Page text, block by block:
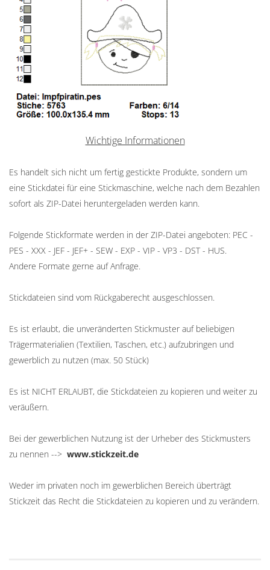
Wichtige Informationen
Es handelt sich nicht um fertig gestickte Produkte, sondern um
eine Stickdatei für eine Stickmaschine, welche nach dem Bezahlen
sofort als ZIP-Datei heruntergeladen werden kann.
Folgende Stickformate werden in der ZIP-Datei angeboten: PEC -
PES - XXX - JEF - JEF+ - SEW - EXP - VIP - VP3 - DST - HUS.
Andere Formate gerne auf Anfrage.
Stickdateien sind vom Rückgaberecht ausgeschlossen.
Es ist erlaubt, die unveränderten Stickmuster auf beliebigen
Trägermaterialien (Textilien, Taschen, etc.) aufzubringen und
gewerblich zu nutzen (max. 50 Stück)
Es ist NICHT ERLAUBT, die Stickdateien zu kopieren und weiter zu
veräußern.
Bei der gewerblichen Nutzung ist der Urheber des Stickmusters
zu nennen --> www.stickzeit.de
Weder im privaten noch im gewerblichen Bereich überträgt
Stickzeit das Recht die Stickdateien zu kopieren und zu verändern.